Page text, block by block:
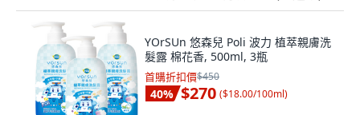
YOrSUn 悠森兒 Poli 波力 植萃親膚洗
髮露 棉花香, 500ml, 3瓶
首購折扣價$450
40% $270 ($18.00/100ml)